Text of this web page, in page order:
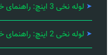
لوله نخی 3 اینچ: راهنمای خرید، کاربرد و مزایا
لوله نخی 2 اینچ: راهنمای خرید و کاربرد در آبیاری